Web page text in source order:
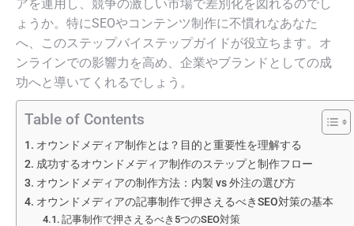
アを運用し、競争の激しい市場で差別化を図れるのでし
ょうか。特にSEOやコンテンツ制作に不慣れなあなた
へ、このステップバイステップガイドが役立ちます。オ
ンラインでの影響力を高め、企業やブランドとしての成
功へと導いてくれるでしょう。
Table of Contents
オウンドメディア制作とは？目的と重要性を理解する
成功するオウンドメディア制作のステップと制作フロー
オウンドメディアの制作方法：内製 vs 外注の選び方
オウンドメディアの記事制作で押さえるべきSEO対策の基本
記事制作で押さえるべき5つのSEO対策